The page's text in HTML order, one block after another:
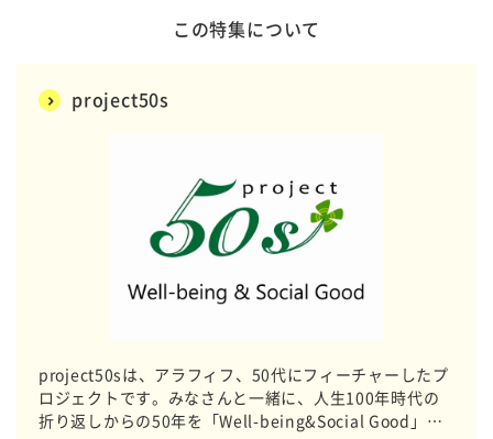
この特集について
project50s
project50sは、アラフィフ、50代にフィーチャーしたプ
ロジェクトです。みなさんと一緒に、人生100年時代の
折り返しからの50年を「Well-being&Social Good」な